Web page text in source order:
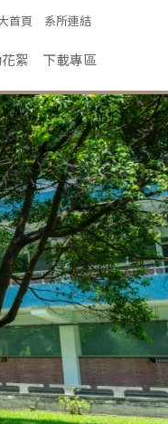
首頁 系所連結
絮 下載專區